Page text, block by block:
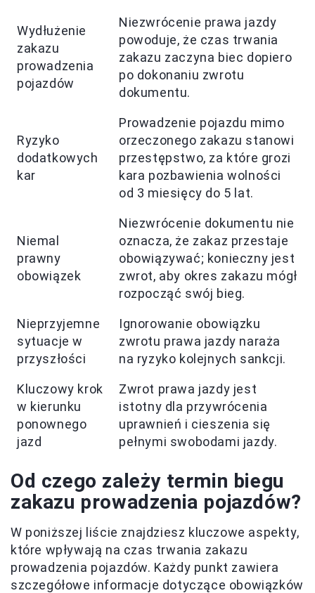
Wydłużenie
zakazu
prowadzenia
pojazdów
Niezwrócenie prawa jazdy
powoduje, że czas trwania
zakazu zaczyna biec dopiero
po dokonaniu zwrotu
dokumentu.
Ryzyko
dodatkowych
kar
Prowadzenie pojazdu mimo
orzeczonego zakazu stanowi
przestępstwo, za które grozi
kara pozbawienia wolności
od 3 miesięcy do 5 lat.
Niemal
prawny
obowiązek
Niezwrócenie dokumentu nie
oznacza, że zakaz przestaje
obowiązywać; konieczny jest
zwrot, aby okres zakazu mógł
rozpocząć swój bieg.
Nieprzyjemne
sytuacje w
przyszłości
Ignorowanie obowiązku
zwrotu prawa jazdy naraża
na ryzyko kolejnych sankcji.
Kluczowy krok
w kierunku
ponownego
jazd
Zwrot prawa jazdy jest
istotny dla przywrócenia
uprawnień i cieszenia się
pełnymi swobodami jazdy.
Od czego zależy termin biegu
zakazu prowadzenia pojazdów?
W poniższej liście znajdziesz kluczowe aspekty,
które wpływają na czas trwania zakazu
prowadzenia pojazdów. Każdy punkt zawiera
szczegółowe informacje dotyczące obowiązków